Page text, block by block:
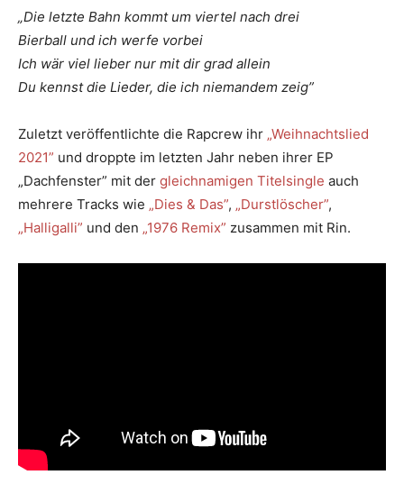
„Die letzte Bahn kommt um viertel nach drei
Bierball und ich werfe vorbei
Ich wär viel lieber nur mit dir grad allein
Du kennst die Lieder, die ich niemandem zeig”
Zuletzt veröffentlichte die Rapcrew ihr „Weihnachtslied
2021” und droppte im letzten Jahr neben ihrer EP
„Dachfenster” mit der gleichnamigen Titelsingle auch
mehrere Tracks wie „Dies & Das”, „Durstlöscher”,
„Halligalli” und den „1976 Remix” zusammen mit Rin.